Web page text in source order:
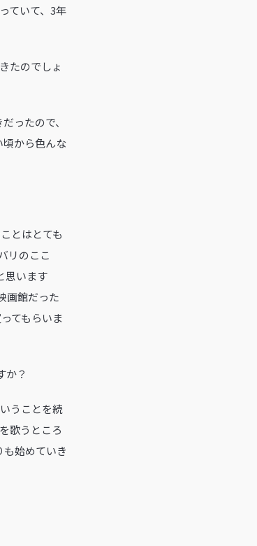
ていて、3年
たのでしょ
ったので、
から色んな
とはとても
リのここ
思います
画館だった
てもらいま
か？
うことを続
歌うところ
始めていき